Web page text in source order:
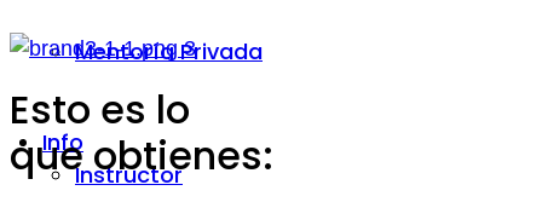
Mentoría Privada
Info
Instructor
Esto es lo
que obtienes: